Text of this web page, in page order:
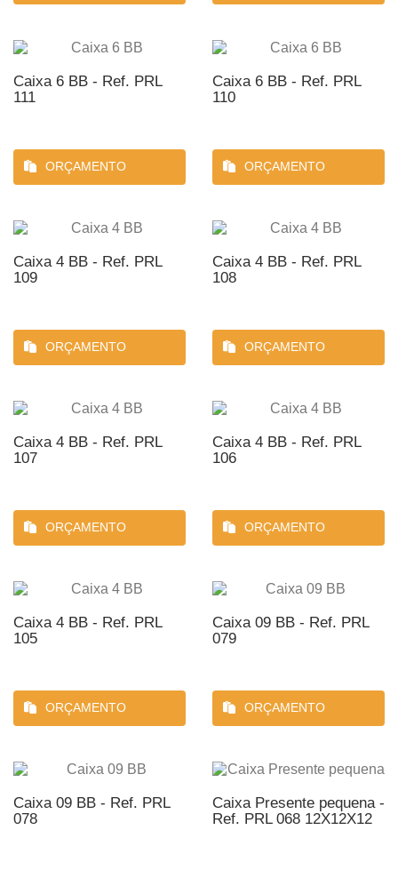
Caixa 6 BB - Ref. PRL
111
ORÇAMENTO
Caixa 6 BB - Ref. PRL
110
ORÇAMENTO
Caixa 4 BB - Ref. PRL
109
ORÇAMENTO
Caixa 4 BB - Ref. PRL
108
ORÇAMENTO
Caixa 4 BB - Ref. PRL
107
ORÇAMENTO
Caixa 4 BB - Ref. PRL
106
ORÇAMENTO
Caixa 4 BB - Ref. PRL
105
ORÇAMENTO
Caixa 09 BB - Ref. PRL
079
ORÇAMENTO
Caixa 09 BB - Ref. PRL
078
Caixa Presente pequena -
Ref. PRL 068 12X12X12